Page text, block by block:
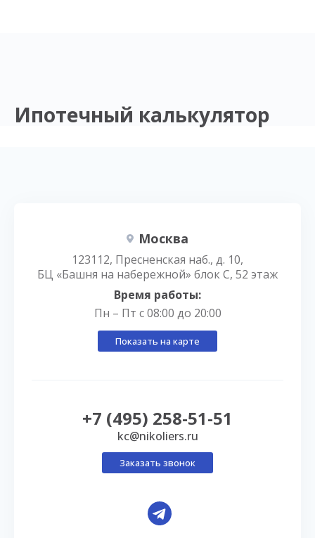
Ипотечный калькулятор
Москва
123112, Пресненская наб., д. 10,
БЦ «Башня на набережной» блок С, 52 этаж
Время работы:
Пн – Пт с 08:00 до 20:00
Показать на карте
+7 (495) 258-51-51
kc@nikoliers.ru
Заказать звонок